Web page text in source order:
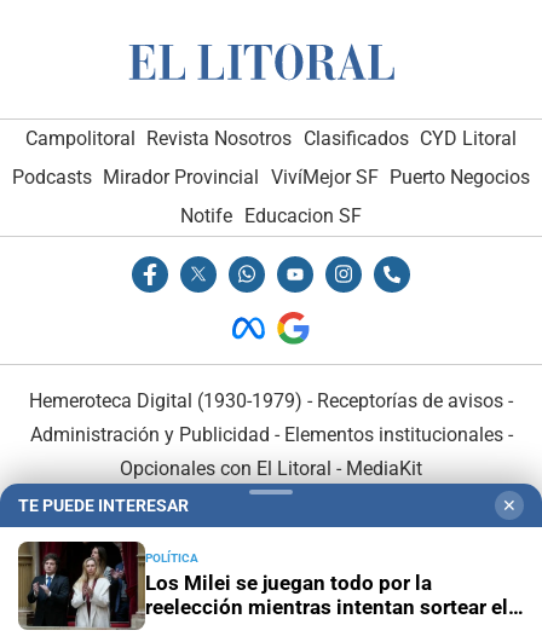
Campolitoral Revista Nosotros Clasificados CYD Litoral
Podcasts Mirador Provincial VivíMejor SF Puerto Negocios
Notife Educacion SF
Hemeroteca Digital (1930-1979) - Receptorías de avisos -
Administración y Publicidad - Elementos institucionales-
Opcionales con El Litoral - MediaKit
TE PUEDE INTERESAR ✕
POLÍTICA
Los Milei se juegan todo por la
reelección mientras intentan sortear el